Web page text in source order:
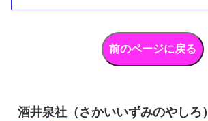
酒井泉社（さかいいずみのやしろ）